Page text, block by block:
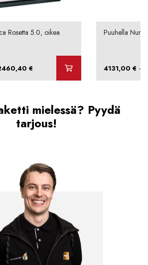
Rosetta 5.0, oikea
€ Hintaluokka:
Puuhella
4131,00 € –
mielessä? Pyydä
tarjous!